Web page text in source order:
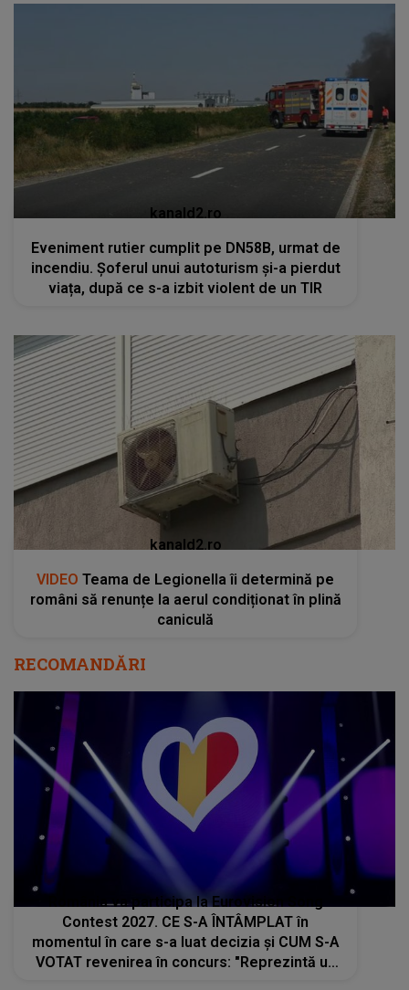
kanald2.ro
Eveniment rutier cumplit pe DN58B, urmat de
incendiu. Șoferul unui autoturism și-a pierdut
viața, după ce s-a izbit violent de un TIR
kanald2.ro
VIDEO Teama de Legionella îi determină pe
români să renunțe la aerul condiționat în plină
caniculă
RECOMANDĂRI
România va participa la Eurovision Song
Contest 2027. CE S-A ÎNTÂMPLAT în
momentul în care s-a luat decizia și CUM S-A
VOTAT revenirea în concurs: "Reprezintă un